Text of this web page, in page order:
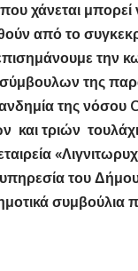
χάνεται μπορεί
από το
την
της
της
και τριών
του
συμβούλια